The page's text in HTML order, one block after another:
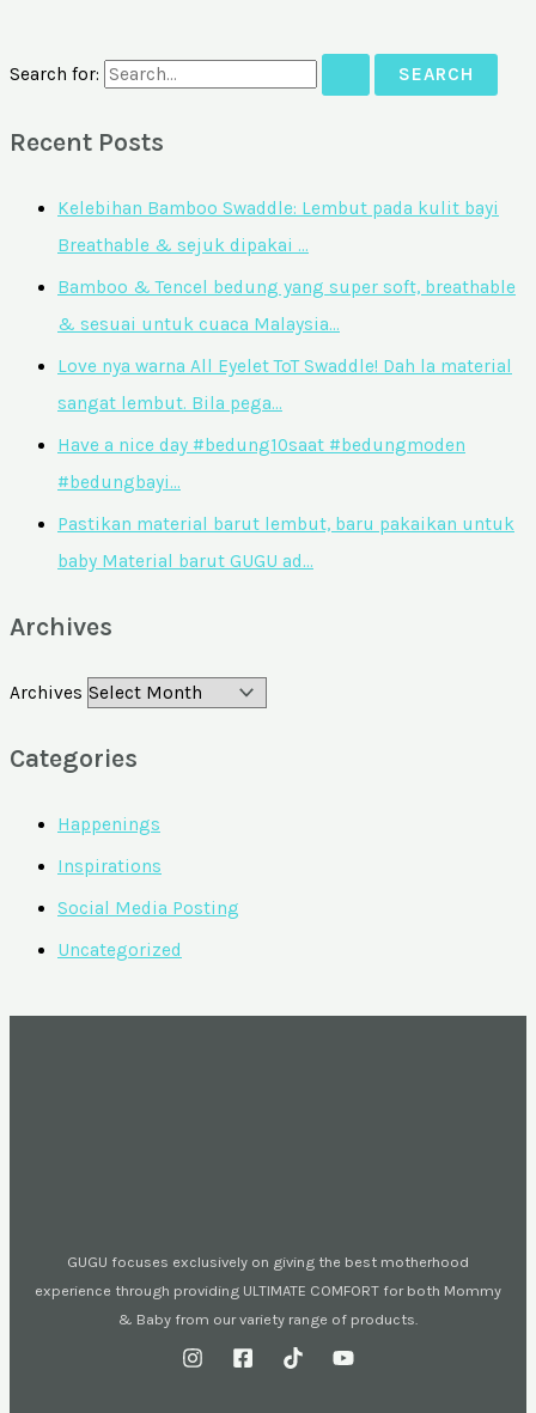
Search for:
Recent Posts
Kelebihan Bamboo Swaddle: Lembut pada kulit bayi
Breathable & sejuk dipakai …
Bamboo & Tencel bedung yang super soft, breathable
& sesuai untuk cuaca Malaysia…
Love nya warna All Eyelet ToT Swaddle! Dah la material
sangat lembut. Bila pega…
Have a nice day #bedung10saat #bedungmoden
#bedungbayi…
Pastikan material barut lembut, baru pakaikan untuk
baby Material barut GUGU ad…
Archives
Archives
Categories
Happenings
Inspirations
Social Media Posting
Uncategorized
GUGU focuses exclusively on giving the best motherhood
experience through providing ULTIMATE COMFORT for both Mommy
& Baby from our variety range of products.